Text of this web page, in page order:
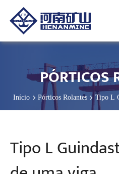
PÓRTICOS
Início Pórticos Rolantes Tipo L
Tipo L